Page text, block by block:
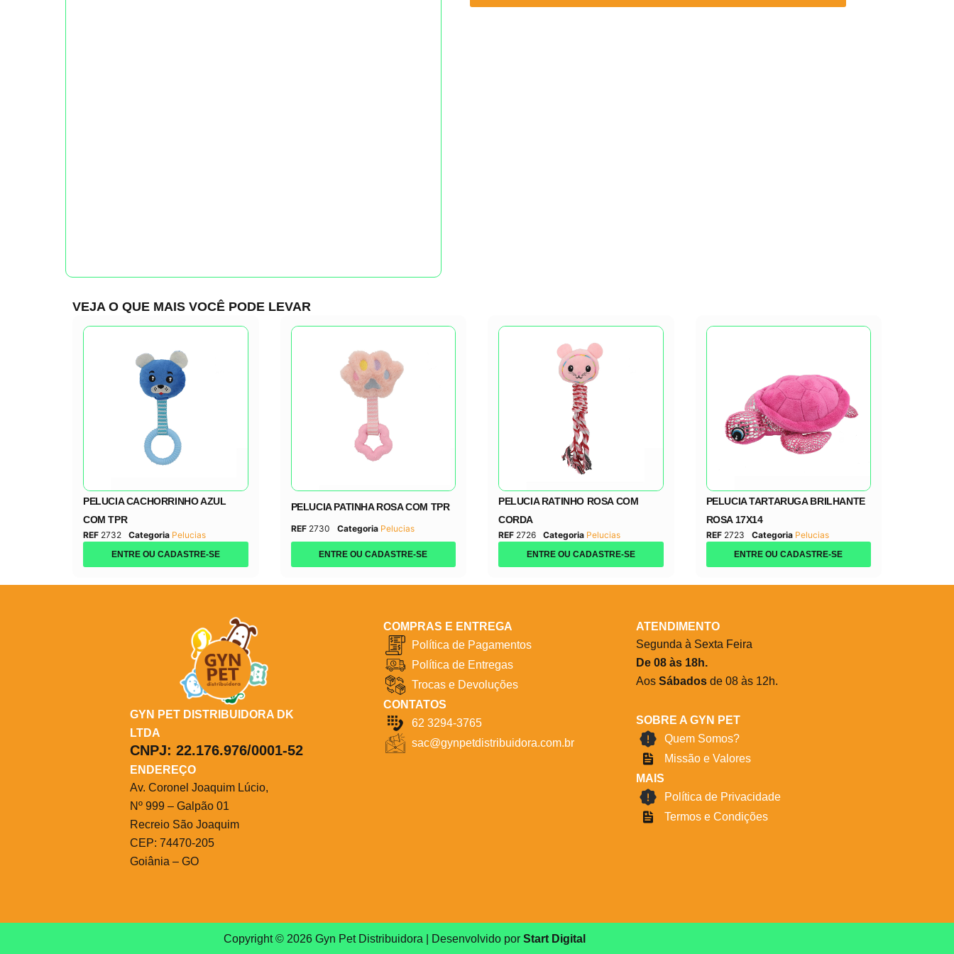
VEJA O QUE MAIS VOCÊ PODE LEVAR
PELUCIA CACHORRINHO AZUL
COM TPR
REF 2732 Categoria Pelucias
ENTRE OU CADASTRE-SE
PELUCIA PATINHA ROSA COM TPR
REF 2730 Categoria Pelucias
ENTRE OU CADASTRE-SE
PELUCIA RATINHO ROSA COM
CORDA
REF 2726 Categoria Pelucias
ENTRE OU CADASTRE-SE
PELUCIA TARTARUGA BRILHANTE
ROSA 17X14
REF 2723 Categoria Pelucias
ENTRE OU CADASTRE-SE
GYN PET DISTRIBUIDORA DK
LTDA
CNPJ: 22.176.976/0001-52
ENDEREÇO
Av. Coronel Joaquim Lúcio,
Nº 999 – Galpão 01
Recreio São Joaquim
CEP: 74470-205
Goiânia – GO
COMPRAS E ENTREGA
Política de Pagamentos
Política de Entregas
Trocas e Devoluções
CONTATOS
62 3294-3765
sac@gynpetdistribuidora.com.br
ATENDIMENTO
Segunda à Sexta Feira
De 08 às 18h.
Aos Sábadosde 08 às 12h.
SOBRE A GYN PET
Quem Somos?
Missão e Valores
MAIS
Política de Privacidade
Termos e Condições
Copyright © 2026 Gyn Pet Distribuidora | Desenvolvido por Start Digital